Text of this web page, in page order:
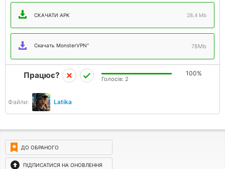
СКАЧАТИ APK 28.4 Mb
Скачать MonsterVPN" 78Mb
Файли: Latika
Працює? 100%
Голосів: 2
ДО ОБРАНОГО
ПІДПИСАТИСЯ НА ОНОВЛЕННЯ